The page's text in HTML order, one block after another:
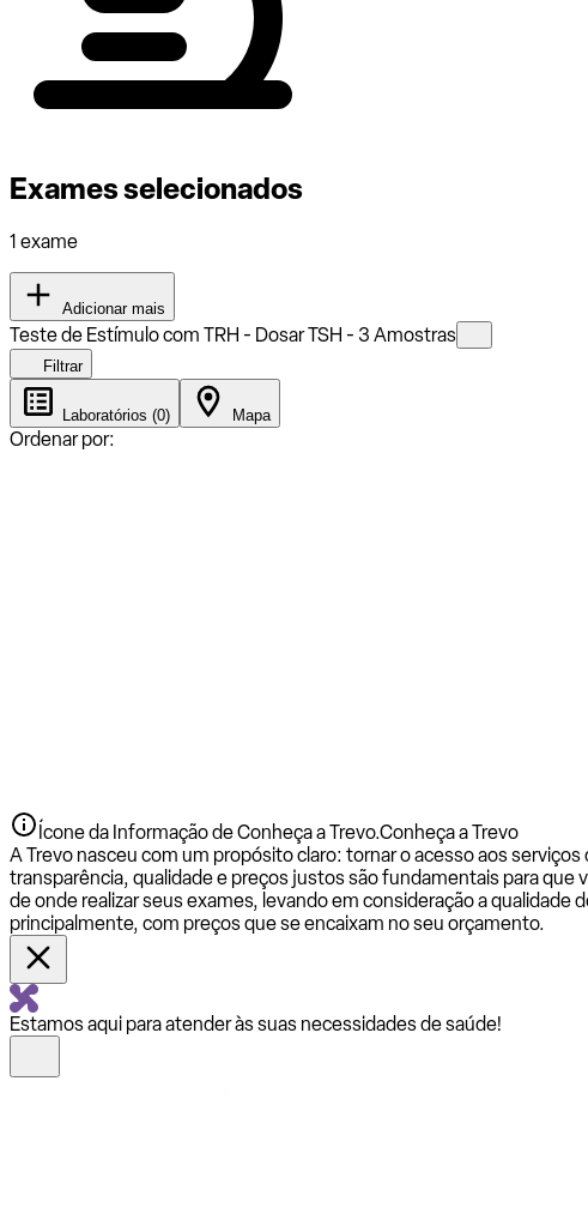
Exames selecionados
1 exame
Adicionar mais
Teste de Estímulo com TRH - Dosar TSH - 3 Amostras
Filtrar
Laboratórios (0) Mapa
Ordenar por:
Ícone da Informação de Conheça a Trevo.Conheça a Trevo
A Trevo nasceu com um propósito claro: tornar o acesso aos
transparência, qualidade e preços justos são fundamentais para que
de onde realizar seus exames, levando em consideração a
principalmente, com preços que se encaixam no seu orçamento.
Estamos aqui para atender às suas necessidades de saúde!